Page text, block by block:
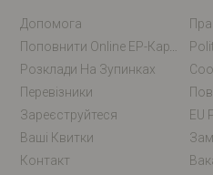
Допомога
Розклади На Зупинках
Перевізники
Зареєструйтеся
EU
Ваші Квитки
Контакт